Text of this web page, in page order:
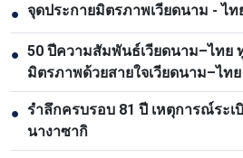
● จุดประกายมิตรภาพเวียดนาม - ไ
● 50 ปีความสัมพันธ์เวียดนาม–ไทย
มิตรภาพด้วยสายใจเวียดนาม–ไทย
● รำลึกครบรอบ 81 ปี เหตุการณ์ระ
นางาซากิ